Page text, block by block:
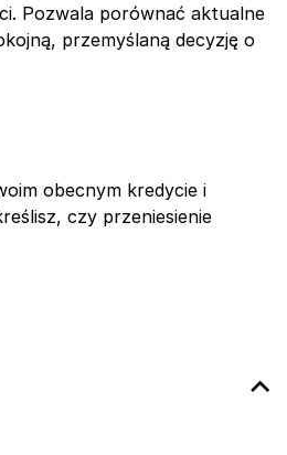
Pozwala porównać aktualne
przemyślaną decyzję o
obecnym kredycie i
czy przeniesienie